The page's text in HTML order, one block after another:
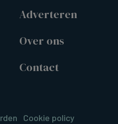
Adverteren
Over ons
Contact
Cookie policy